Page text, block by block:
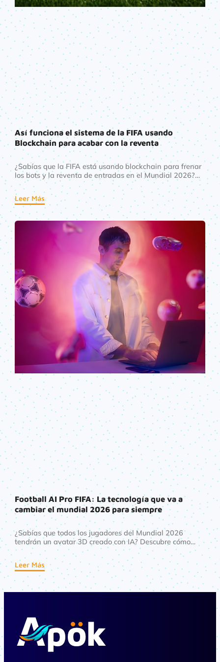
Así funciona el sistema de la FIFA usando
Blockchain para acabar con la reventa
¿Sabías que la FIFA está usando blockchain para frenar
los bots y la reventa de entradas en el Mundial 2026?
Así funciona el sistema Avalanche que podría cambiar
para siempre cómo compramos boletos deportivos.
Leer Más
Football AI Pro FIFA: La tecnología que va a
cambiar el mundial 2026 para siempre
¿Sabías que todos los jugadores del Mundial 2026
tendrán un avatar 3D creado con IA? Descubre cómo
Football AI Pro FIFA está revolucionando el fútbol desde
el vestuario hasta tu pantalla.
Leer Más